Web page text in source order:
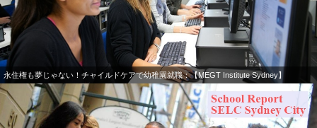
永住権も夢じゃない！チャイルドケアで幼稚園就職：【MEGT Institute Sydney】